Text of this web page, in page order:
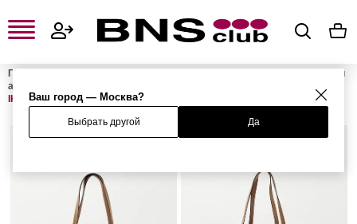
Ваш город — Москва?
Выбрать другой Да
Главная
Женские сумки и
аксессуары
IKON SMOOTH